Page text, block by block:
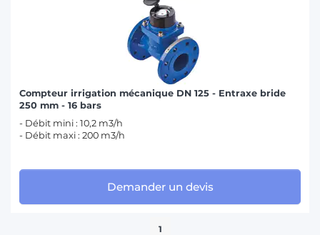
Compteur irrigation mécanique DN 125 - Entraxe bride
250 mm - 16 bars
- Débit mini : 10,2 m3/h
- Débit maxi : 200 m3/h
Demander un devis
1